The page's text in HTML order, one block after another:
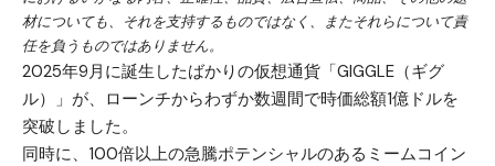
材についても、それを支持するものではなく、またそれらについて責
任を負うものではありません。
2025年9月に誕生したばかりの仮想通貨「GIGGLE（ギグ
ル）」が、ローンチからわずか数週間で時価総額1億ドルを
突破しました。
同時に、100倍以上の急騰ポテンシャルのあるミームコイン